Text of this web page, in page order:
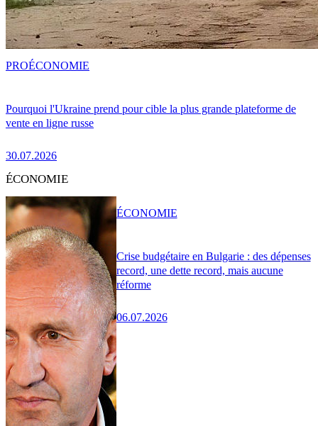
Pourquoi l'Ukraine prend pour cible la plus grande plateforme de
vente en ligne russe
30.07.2026
PROÉCONOMIE
ÉCONOMIE
Crise budgétaire en Bulgarie : des dépenses
record, une dette record, mais aucune
réforme
06.07.2026
ÉCONOMIE